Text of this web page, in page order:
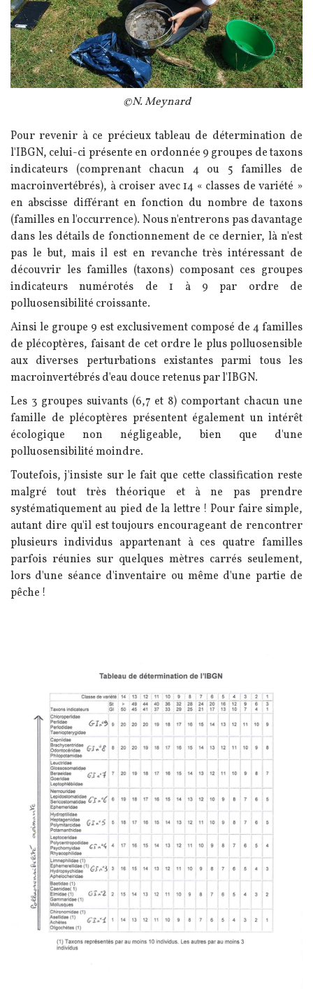
©N. Meynard
Texte
Pour revenir à ce précieux tableau de détermination de
l'IBGN, celui-ci présente en ordonnée 9 groupes de taxons
indicateurs (comprenant chacun 4 ou 5 familles de
macroinvertébrés), à croiser avec 14 « classes de variété »
en abscisse différant en fonction du nombre de taxons
(familles en l'occurrence). Nous n'entrerons pas davantage
dans les détails de fonctionnement de ce dernier, là n'est
pas le but, mais il est en revanche très intéressant de
découvrir les familles (taxons) composant ces groupes
indicateurs numérotés de 1 à 9 par ordre de
polluosensibilité croissante.
Ainsi le groupe 9 est exclusivement composé de 4 familles
de plécoptères, faisant de cet ordre le plus polluosensible
aux diverses perturbations existantes parmi tous les
macroinvertébrés d'eau douce retenus par l'IBGN.
Les 3 groupes suivants (6,7 et 8) comportant chacun une
famille de plécoptères présentent également un intérêt
écologique non négligeable, bien que d'une
polluosensibilité moindre.
Toutefois, j'insiste sur le fait que cette classification reste
malgré tout très théorique et à ne pas prendre
systématiquement au pied de la lettre !Pour faire simple,
autant dire qu'il est toujours encourageant de rencontrer
plusieurs individus appartenant à ces quatre familles
parfois réunies sur quelques mètres carrés seulement,
lors d'une séance d'inventaire ou même d'une partie de
pêche !